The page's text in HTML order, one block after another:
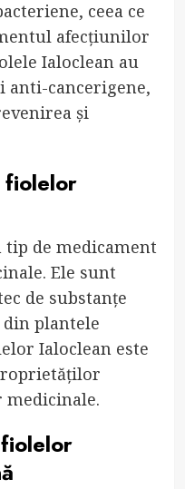
ceea ce
afecțiunilor
Ialoclean au
cancerigene,
și
fiolelor
de medicament
Ele sunt
de substanțe
din plantele
Ialoclean este